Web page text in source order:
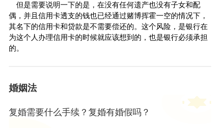
但是需要说明一下的是，在没有任何遗产也没有子女和配
偶，并且信用卡透支的钱也已经通过赌博挥霍一空的情况下，
其名下的信用卡和贷款是不需要偿还的。这个风险，是银行在
为这个人办理信用卡的时候就应该想到的，也是银行必须承担
的。
婚姻法
复婚需要什么手续？复婚有婚假吗？